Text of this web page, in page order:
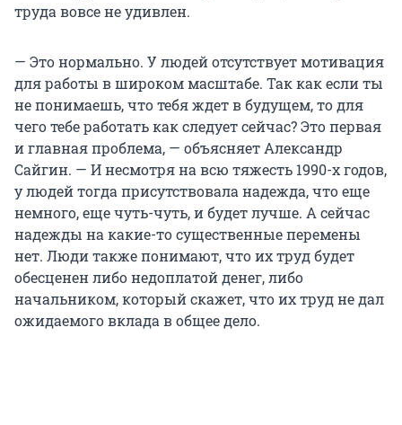
труда вовсе не удивлен.
— Это нормально. У людей отсутствует мотивация
для работы в широком масштабе. Так как если ты
не понимаешь, что тебя ждет в будущем, то для
чего тебе работать как следует сейчас? Это первая
и главная проблема, — объясняет Александр
Сайгин. — И несмотря на всю тяжесть 1990-х годов,
у людей тогда присутствовала надежда, что еще
немного, еще чуть-чуть, и будет лучше. А сейчас
надежды на какие-то существенные перемены
нет. Люди также понимают, что их труд будет
обесценен либо недоплатой денег, либо
начальником, который скажет, что их труд не дал
ожидаемого вклада в общее дело.